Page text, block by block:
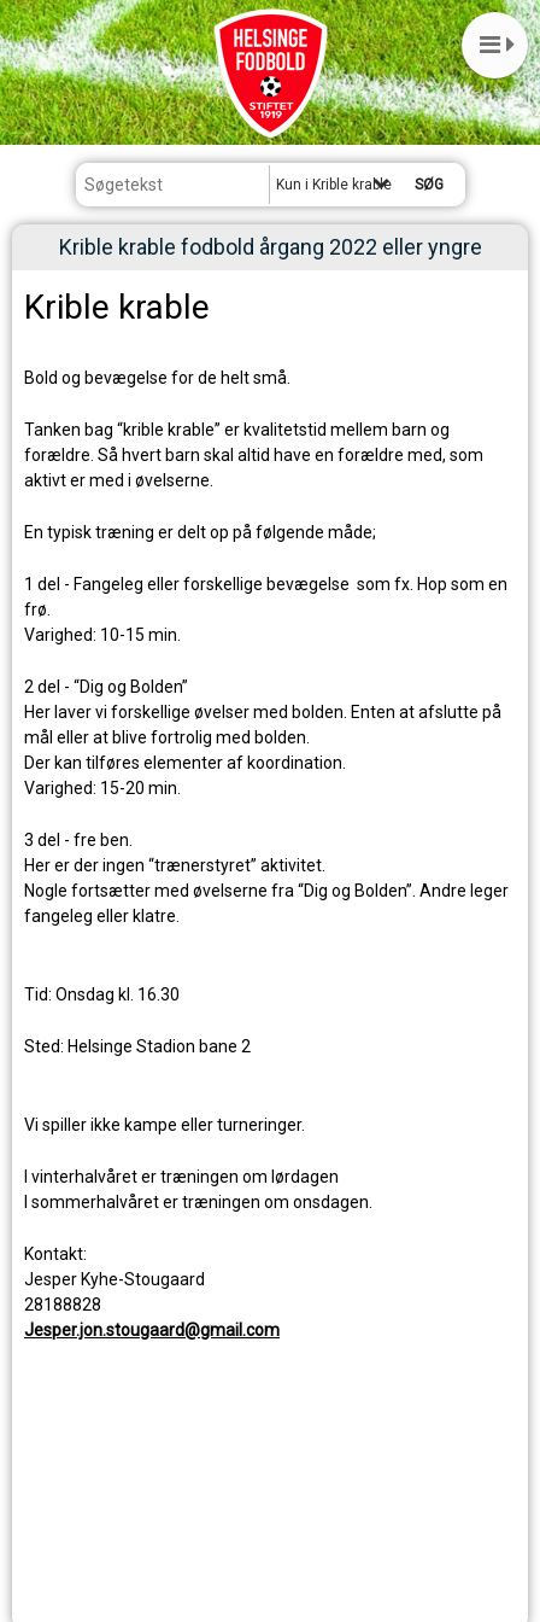
Kun i Krible krable fodbold årgang 2022
Krible krable fodbold årgang 2022 eller yngre
Krible krable
Bold og bevægelse for de helt små.
Tanken bag “krible krable” er kvalitetstid mellem barn og
forældre. Så hvert barn skal altid have en forældre med, som
aktivt er med i øvelserne.
En typisk træning er delt op på følgende måde;
1 del - Fangeleg eller forskellige bevægelse som fx. Hop som en
frø.
Varighed: 10-15 min.
2 del - “Dig og Bolden”
Her laver vi forskellige øvelser med bolden. Enten at afslutte på
mål eller at blive fortrolig med bolden.
Der kan tilføres elementer af koordination.
Varighed: 15-20 min.
3 del - fre ben.
Her er der ingen “trænerstyret” aktivitet.
Nogle fortsætter med øvelserne fra “Dig og Bolden”. Andre leger
fangeleg eller klatre.
Tid: Onsdag kl. 16.30
Sted: Helsinge Stadion bane 2
Vi spiller ikke kampe eller turneringer.
I vinterhalvåret er træningen om lørdagen
I sommerhalvåret er træningen om onsdagen.
Kontakt:
Jesper Kyhe-Stougaard
28188828
Jesper.jon.stougaard@gmail.com